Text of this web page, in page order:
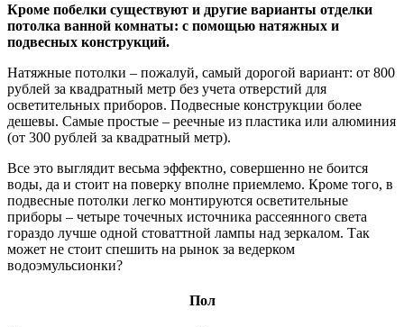
Кроме побелки существуют и другие варианты отделки
потолка ванной комнаты: с помощью натяжных и
подвесных конструкций.
Натяжные потолки – пожалуй, самый дорогой вариант: от 800
рублей за квадратный метр без учета отверстий для
осветительных приборов. Подвесные конструкции более
дешевы. Самые простые – реечные из пластика или алюминия
(от 300 рублей за квадратный метр).
Все это выглядит весьма эффектно, совершенно не боится
воды, да и стоит на поверку вполне приемлемо. Кроме того, в
подвесные потолки легко монтируются осветительные
приборы – четыре точечных источника рассеянного света
гораздо лучше одной стоваттной лампы над зеркалом. Так
может не стоит спешить на рынок за ведерком
водоэмульсионки?
Пол